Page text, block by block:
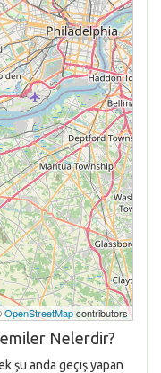
OpenStreetMapcontributors
Nelerdir?
şu anda geçiş yapan